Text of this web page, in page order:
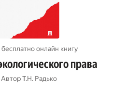
бесплатно онлайн книгу
права
АвторТ.Н. Радько